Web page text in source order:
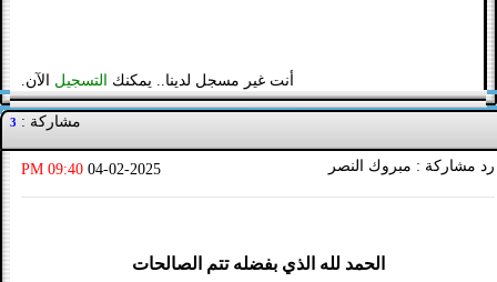
أنت غير مسجل لدينا.. يمكنك التسجيل الآن.
مشاركة : 3
رد مشاركة : مبروك النصر 04-02-2025
09:40 PM
الحمد لله الذي بفضله تتم الصالحات